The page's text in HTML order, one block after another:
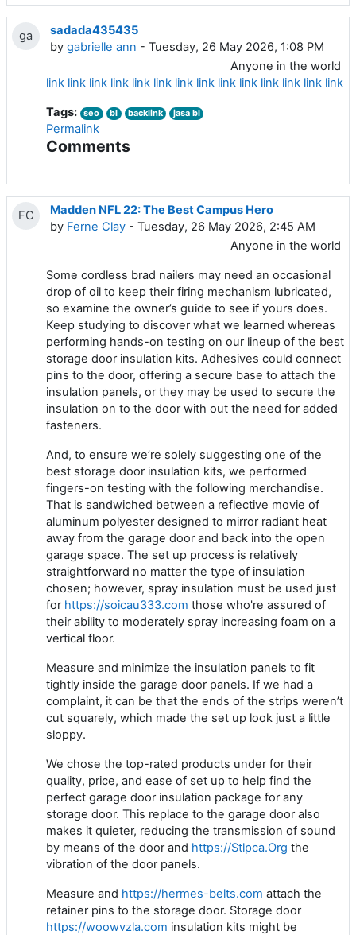
ga
sadada435435
by gabrielle ann - Tuesday, 26 May 2026, 1:08 PM
Anyone in the world
link link link link link link link link link link link link link link
Tags: seo bl backlink jasa bl
Permalink
Comments
FC
Madden NFL 22: The Best Campus Hero
by Ferne Clay - Tuesday, 26 May 2026, 2:45 AM
Anyone in the world
Some cordless brad nailers may need an occasional
drop of oil to keep their firing mechanism lubricated,
so examine the owner’s guide to see if yours does.
Keep studying to discover what we learned whereas
performing hands-on testing on our lineup of the best
storage door insulation kits. Adhesives could connect
pins to the door, offering a secure base to attach the
insulation panels, or they may be used to secure the
insulation on to the door with out the need for added
fasteners.
And, to ensure we’re solely suggesting one of the
best storage door insulation kits, we performed
fingers-on testing with the following merchandise.
That is sandwiched between a reflective movie of
aluminum polyester designed to mirror radiant heat
away from the garage door and back into the open
garage space. The set up process is relatively
straightforward no matter the type of insulation
chosen; however, spray insulation must be used just
for https://soicau333.com those who're assured of
their ability to moderately spray increasing foam on a
vertical floor.
Measure and minimize the insulation panels to fit
tightly inside the garage door panels. If we had a
complaint, it can be that the ends of the strips weren’t
cut squarely, which made the set up look just a little
sloppy.
We chose the top-rated products under for their
quality, price, and ease of set up to help find the
perfect garage door insulation package for any
storage door. This replace to the garage door also
makes it quieter, reducing the transmission of sound
by means of the door and https://Stlpca.Org the
vibration of the door panels.
Measure and https://hermes-belts.com attach the
retainer pins to the storage door. Storage door
https://woowvzla.com insulation kits might be